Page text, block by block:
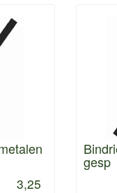
3,25
gesp